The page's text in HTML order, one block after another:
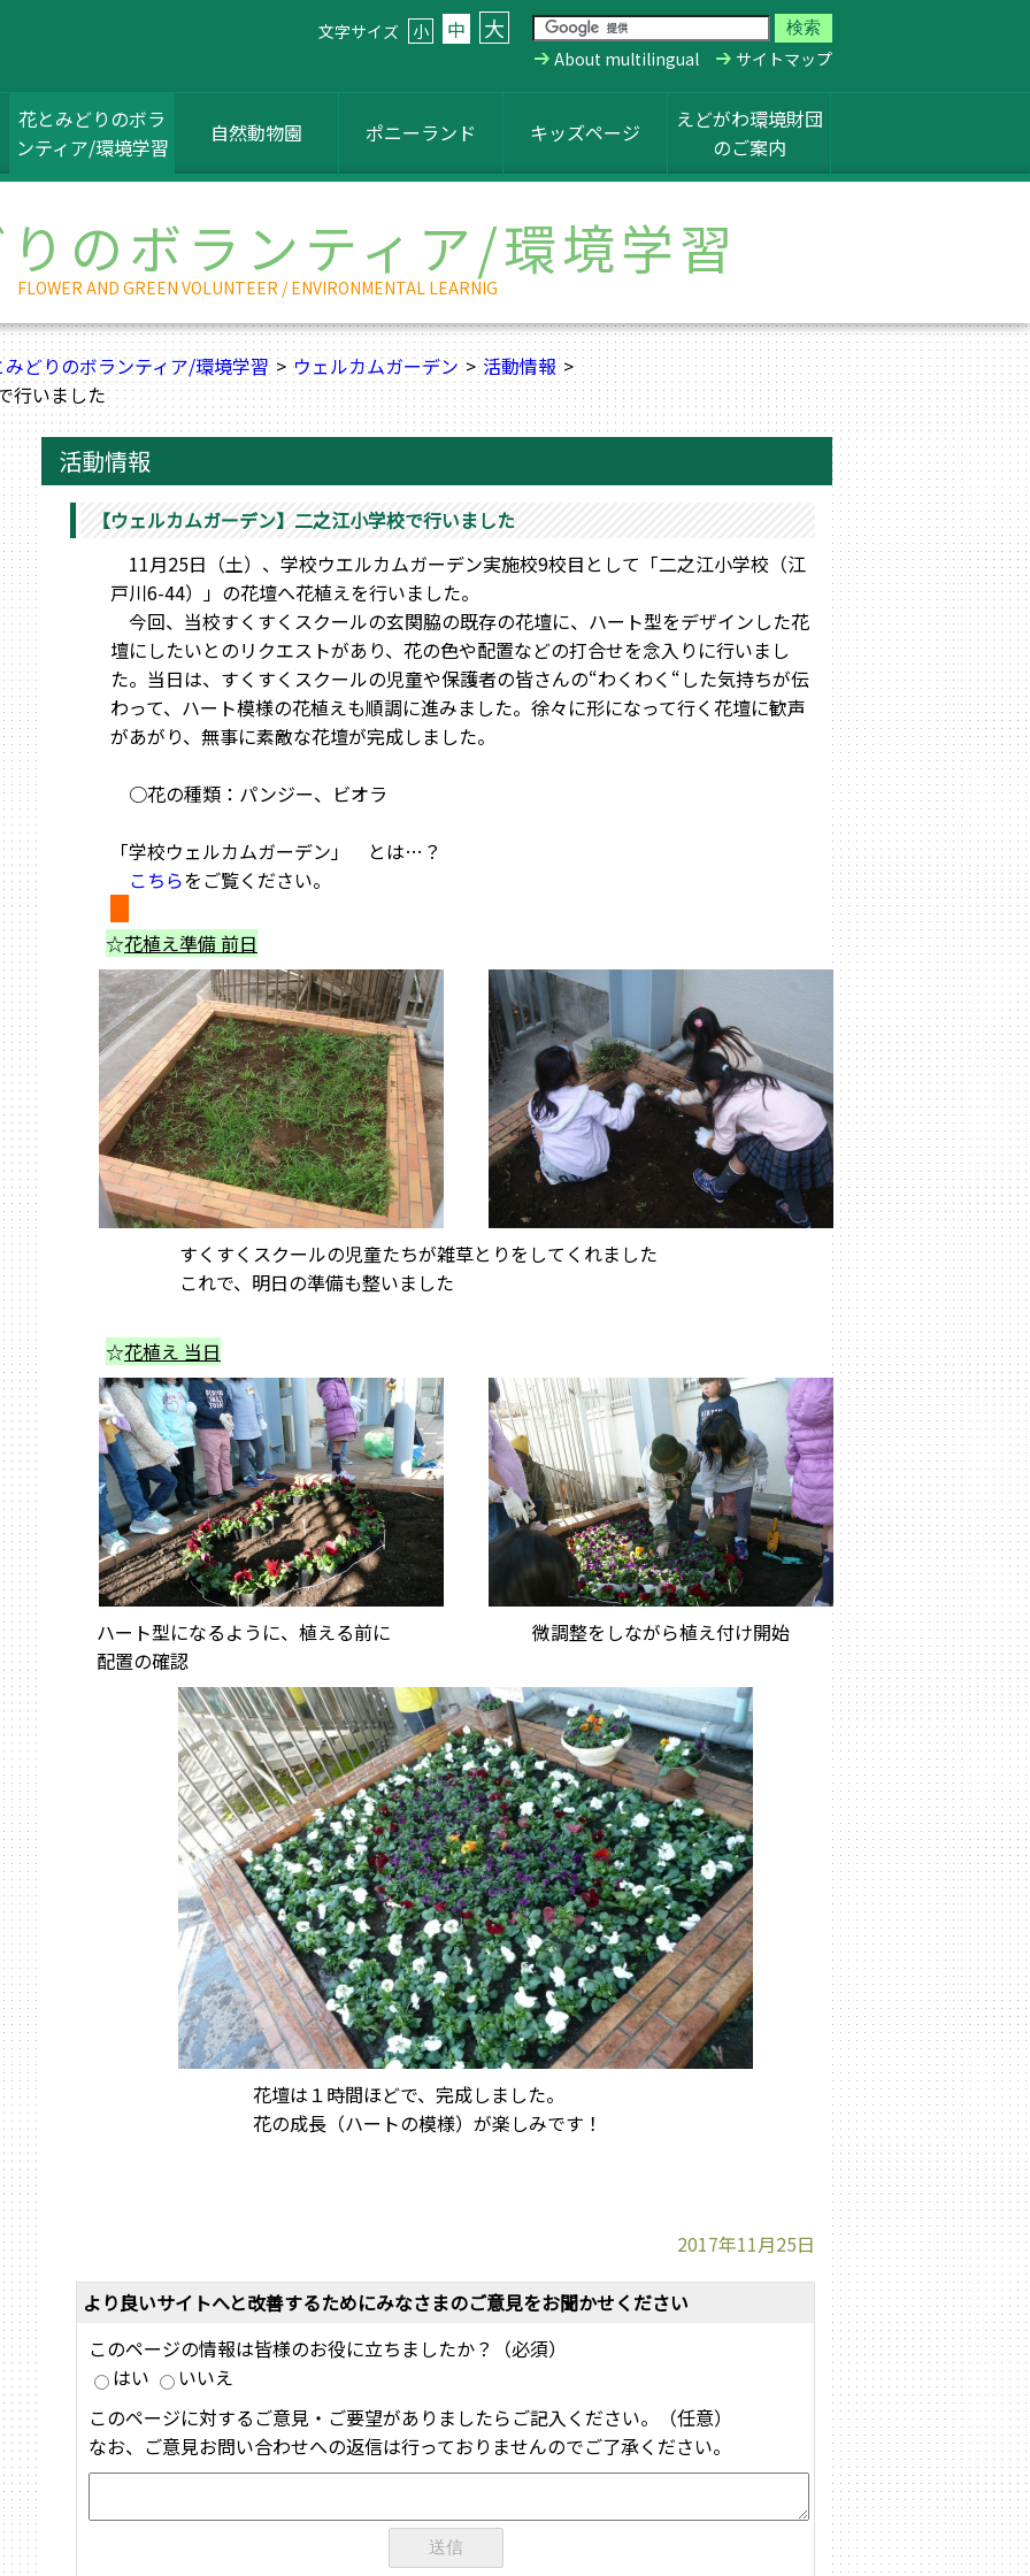
文字サイズ 小 中 大
About multilingual サイトマップ
花とみどりのボラ
ンティア/環境学習
自然動物園 ポニーランド キッズページ
えどがわ環境財団
のご案内
のボランティア/環境学習
FLOWER AND GREEN VOLUNTEER / ENVIRONMENTAL LEARNIG
みどりのボランティア/環境学習 ウェルカムガーデン
活動情報
行いました
活動情報
【ウェルカムガーデン】二之江小学校で行いました
11月25日（土）、学校ウエルカムガーデン実施校9校目として「二之江小学校（江
戸川6-44）」の花壇へ花植えを行いました。
今回、当校すくすくスクールの玄関脇の既存の花壇に、ハート型をデザインした花
壇にしたいとのリクエストがあり、花の色や配置などの打合せを念入りに行いまし
た。当日は、すくすくスクールの児童や保護者の皆さんの“わくわく“した気持ちが伝
わって、ハート模様の花植えも順調に進みました。徐々に形になって行く花壇に歓声
があがり、無事に素敵な花壇が完成しました。
○花の種類：パンジー、ビオラ
「学校ウェルカムガーデン」 とは…？
こちらをご覧ください。
☆花植え準備 前日
すくすくスクールの児童たちが雑草とりをしてくれました
これで、明日の準備も整いました
☆花植え 当日
ハート型になるように、植える前に
配置の確認
微調整をしながら植え付け開始
花壇は１時間ほどで、完成しました。
花の成長（ハートの模様）が楽しみです！
2017年11月25日
より良いサイトへと改善するためにみなさまのご意見をお聞かせください
このページの情報は皆様のお役に立ちましたか？（必須）
はい
いいえ
このページに対するご意見・ご要望がありましたらご記入ください。（任意）
なお、ご意見お問い合わせへの返信は行っておりませんのでご了承ください。